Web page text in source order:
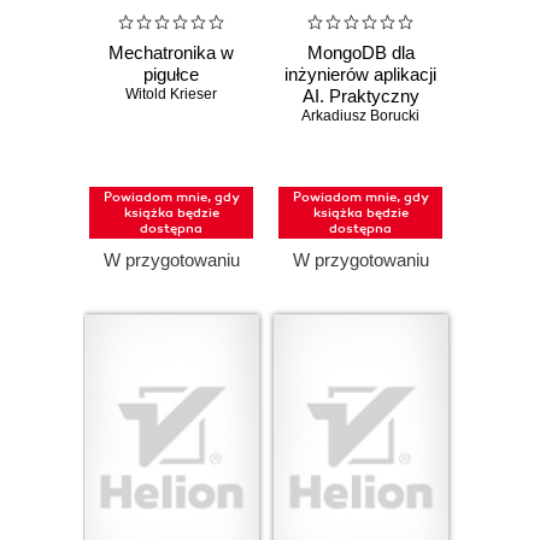
Mechatronika w
pigułce
Witold Krieser
Powiadom mnie, gdy
książka będzie
dostępna
W przygotowaniu
MongoDB dla
inżynierów aplikacji
AI. Praktyczny
podręcznik
Arkadiusz Borucki
Powiadom mnie, gdy
książka będzie
dostępna
W przygotowaniu